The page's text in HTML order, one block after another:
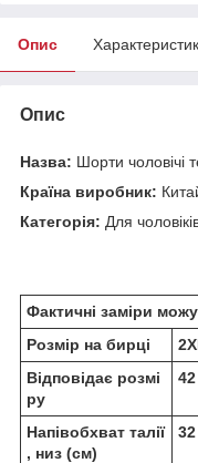
Опис
Опис
Назва: Шорти чоловічі
Країна виробник:
Категорія: Для
Фактичні заміри
Розмір на бирці
Відповідає розмі
ру
42
Напівобхват талії
, низ (см)